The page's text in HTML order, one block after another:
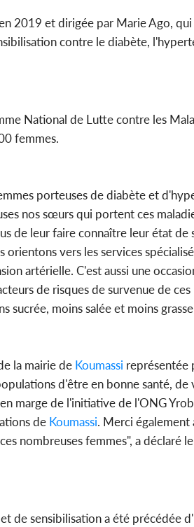
2019 et dirigée par Marie Ago,
contre le diabète,
National de Lutte contre les
femmes.
porteuses de diabète et
nos sœurs qui portent ces
de leur faire connaître leur état
orientons vers les services
artérielle. C'est aussi une
de risques de survenue de
sucrée, moins salée et moins
la mairie de Koumassi représentée
d'être en bonne santé,
marge de l'initiative de l'ONG
de Koumassi. Merci
nombreuses femmes", a déclaré
de sensibilisation a été précédée